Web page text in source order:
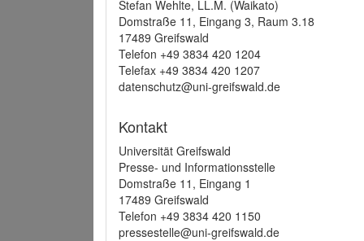
Stefan Wehlte, LL.M. (Waikato)
Domstraße 11, Eingang 3, Raum 3.18
17489 Greifswald
Telefon +49 3834 420 1204
Telefax +49 3834 420 1207
datenschutz@uni-greifswald.de
Kontakt
Universität Greifswald
Presse- und Informationsstelle
Domstraße 11, Eingang 1
17489 Greifswald
Telefon +49 3834 420 1150
pressestelle@uni-greifswald.de